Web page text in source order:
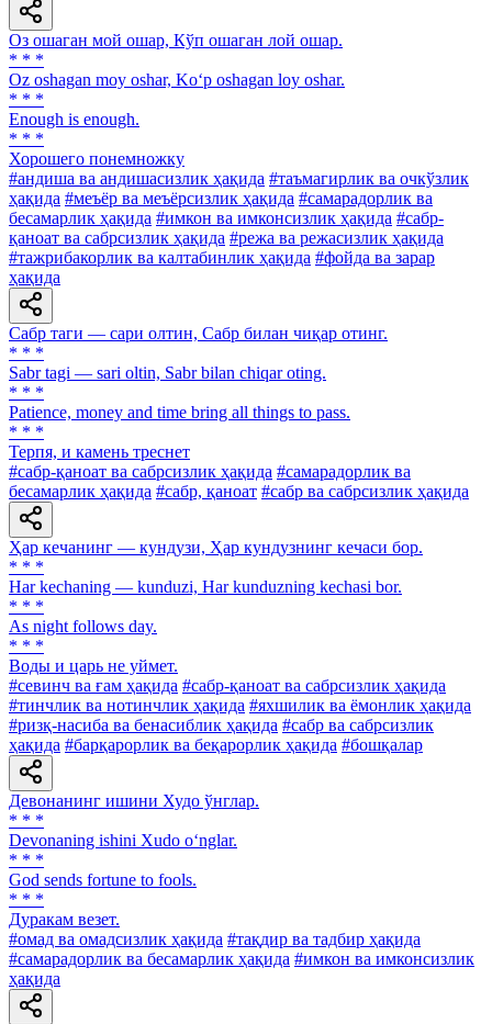
Оз ошаган мой ошар, Кўп ошаган лой ошар.
* * *
Oz oshagan moy oshar, Ko‘p oshagan loy oshar.
* * *
Enough is enough.
* * *
Хорошего понемножку
#андиша ва андишасизлик ҳақида #таъмагирлик ва очкўзлик
ҳақида #меъёр ва меъёрсизлик ҳақида #самарадорлик ва
бесамарлик ҳақида #имкон ва имконсизлик ҳақида #сабр-
қаноат ва сабрсизлик ҳақида #режа ва режасизлик ҳақида
#тажрибакорлик ва калтабинлик ҳақида #фойда ва зарар
ҳақида
Сабр таги — сари олтин, Сабр билан чиқар отинг.
* * *
Sabr tagi — sari oltin, Sabr bilan chiqar oting.
* * *
Patience, money and time bring all things to pass.
* * *
Терпя, и камень треснет
#сабр-қаноат ва сабрсизлик ҳақида #самарадорлик ва
бесамарлик ҳақида #сабр, қаноат #сабр ва сабрсизлик ҳақида
Ҳар кечанинг — кундузи, Ҳар кундузнинг кечаси бор.
* * *
Har kechaning — kunduzi, Har kunduzning kechasi bor.
* * *
As night follows day.
* * *
Воды и царь не уймет.
#севинч ва ғам ҳақида #сабр-қаноат ва сабрсизлик ҳақида
#тинчлик ва нотинчлик ҳақида #яхшилик ва ёмонлик ҳақида
#ризқ-насиба ва бенасиблик ҳақида #сабр ва сабрсизлик
ҳақида #барқарорлик ва беқарорлик ҳақида #бошқалар
Девонанинг ишини Худо ўнглар.
* * *
Devonaning ishini Xudo o‘nglar.
* * *
God sends fortune to fools.
* * *
Дуракам везет.
#омад ва омадсизлик ҳақида #тақдир ва тадбир ҳақида
#самарадорлик ва бесамарлик ҳақида #имкон ва имконсизлик
ҳақида